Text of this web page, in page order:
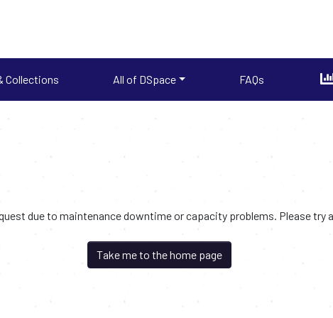
Collections All of DSpace FAQs
due to maintenance downtime or capacity problems. Please try
Take me to the home page